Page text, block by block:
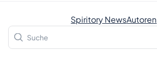
Spiritory NewsAutoren